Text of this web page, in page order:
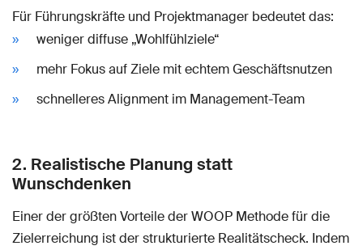
Für Führungskräfte und Projektmanager bedeutet das:
weniger diffuse „Wohlfühlziele“
mehr Fokus auf Ziele mit echtem Geschäftsnutzen
schnelleres Alignment im Management-Team
2. Realistische Planung statt
Wunschdenken
Einer der größten Vorteile der WOOP Methode für die
Zielerreichung ist der strukturierte Realitätscheck. Indem